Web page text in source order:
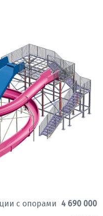
с опорами 4 690 000